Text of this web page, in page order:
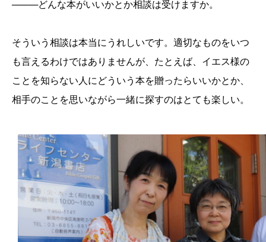
────どんな本がいいかとか相談は受けますか。
そういう相談は本当にうれしいです。適切なものをいつ
も言えるわけではありませんが、たとえば、イエス様の
ことを知らない人にどういう本を贈ったらいいかとか、
相手のことを思いながら一緒に探すのはとても楽しい。